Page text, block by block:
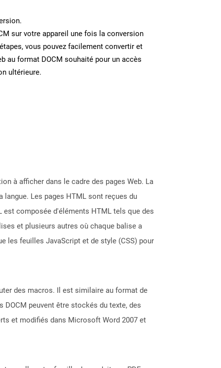
sur votre appareil une fois la conversion
vous pouvez facilement convertir et
au format DOCM souhaité pour un accès
ultérieure.
à afficher dans le cadre des pages Web. La
Les pages HTML sont reçues du
est composée d'éléments HTML tels que des
et plusieurs autres où chaque balise a
les feuilles JavaScript et de style (CSS) pour
des macros. Il est similaire au format de
DOCM peuvent être stockés du texte, des
et modifiés dans Microsoft Word 2007 et